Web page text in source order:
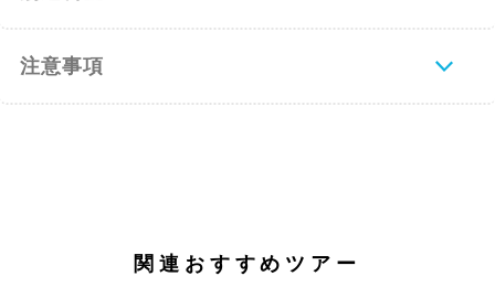
注意事項
関連おすすめツアー